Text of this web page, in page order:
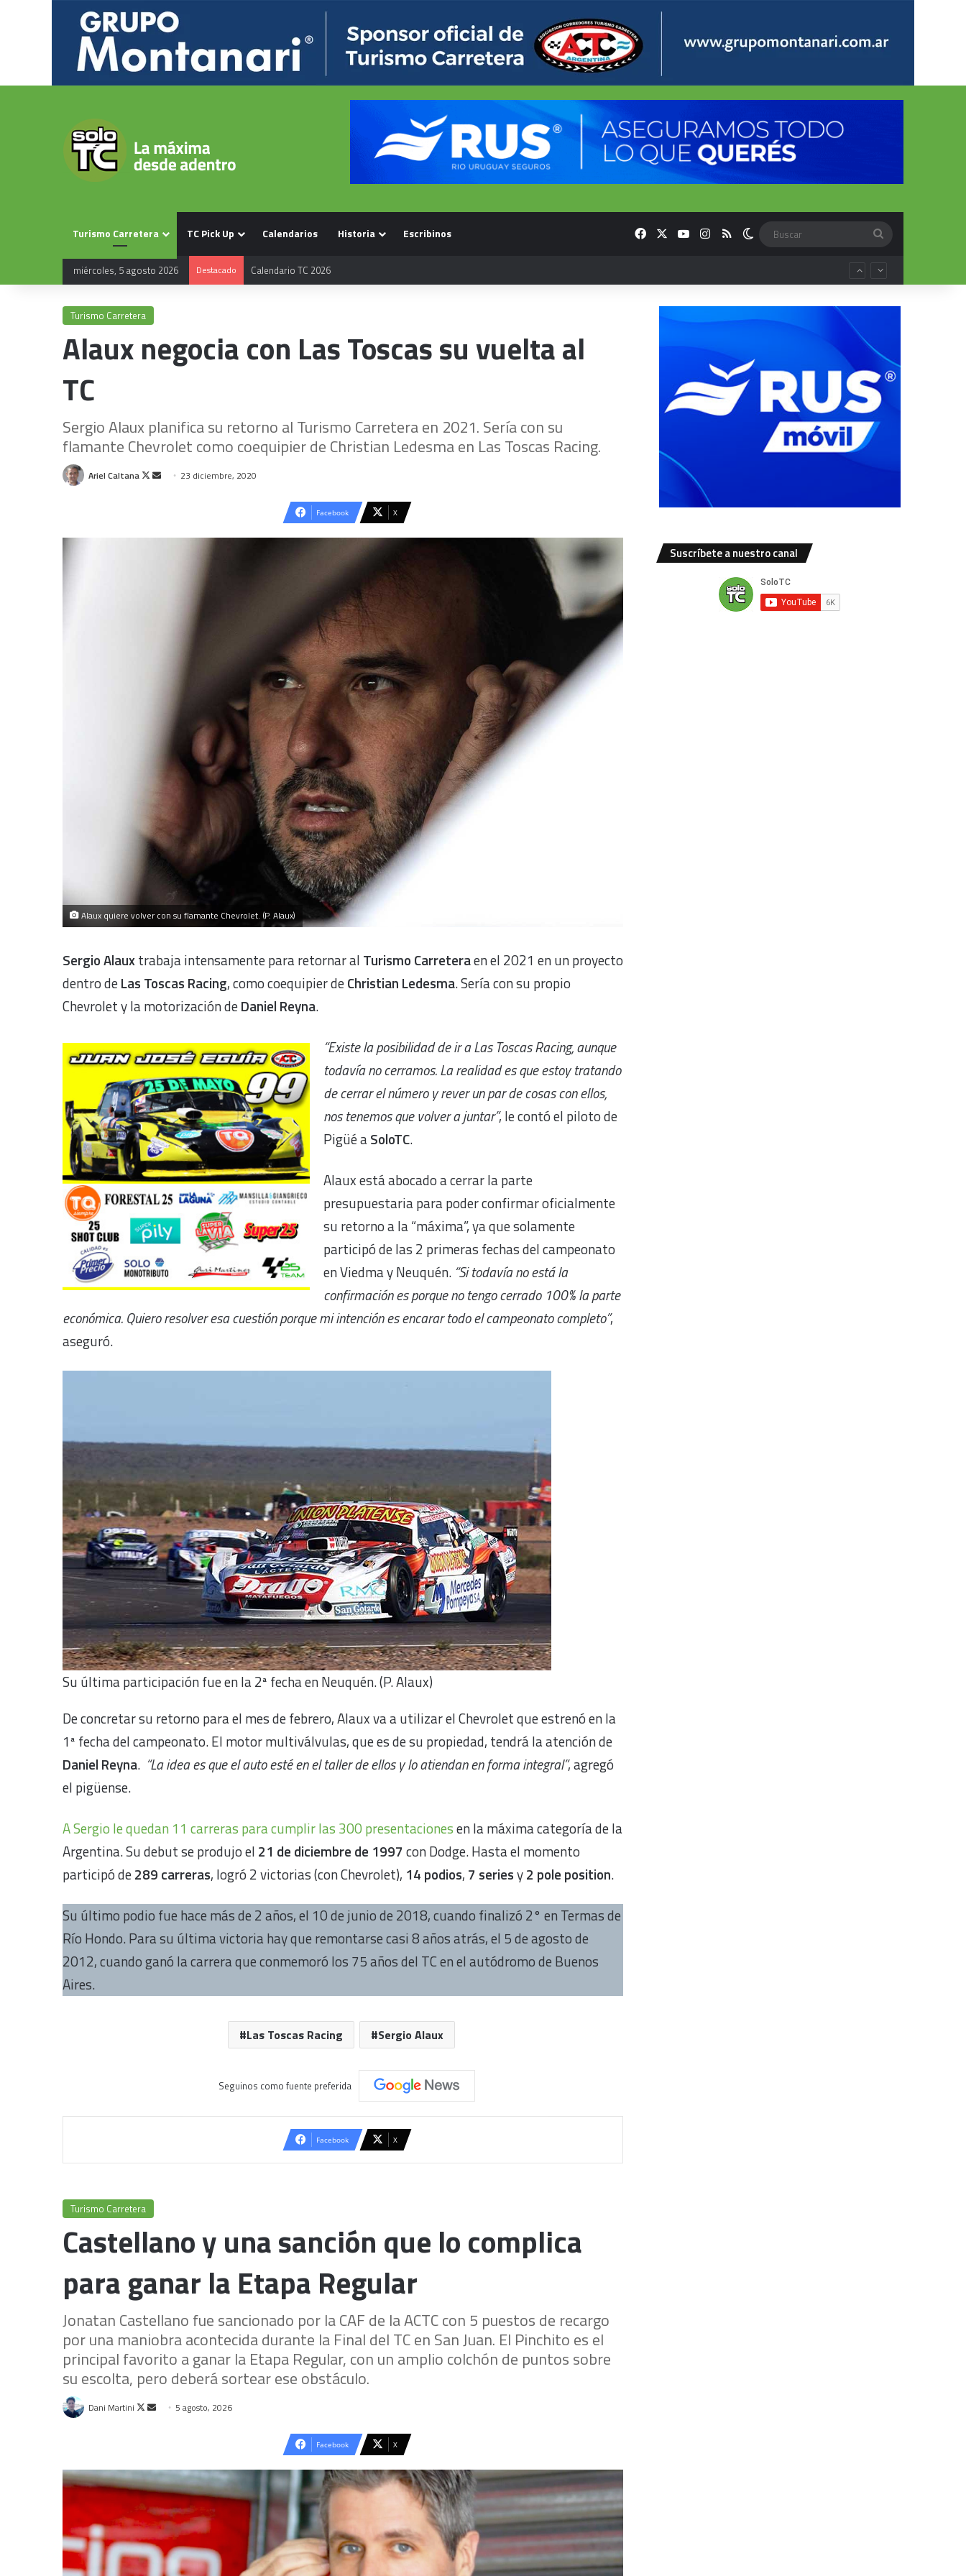
Turismo Carretera TC Pick Up Calendarios Historia Escribinos FacebookYouTubeInstagram
RSS Switch skin
miércoles, 5 agosto 2026 Destacado Calendario TC 2026
Turismo Carretera
Alaux negocia con Las Toscas su vuelta al
TC
Sergio Alaux planifica su retorno al Turismo Carretera en 2021. Sería con su
flamante Chevrolet como coequipier de Christian Ledesma en Las Toscas Racing.
Ariel Caltana
Follow
Send 23 diciembre, 2020
Facebook X
Alaux quiere volver con su flamante Chevrolet. (P. Alaux)
Sergio Alauxtrabaja intensamente para retornar al Turismo Carreteraen el 2021 en un proyecto
dentro deLas Toscas Racing, como coequipier deChristian Ledesma. Sería con su propio
Chevrolet y la motorización deDaniel Reyna.
“Existe la posibilidad de ir a Las Toscas Racing, aunque
todavía no cerramos. La realidad es que estoy tratando
de cerrar el número y rever un par de cosas con ellos,
nos tenemos que volver a juntar”, le contó el piloto de
Pigüé aSoloTC.
Alaux está abocado a cerrar la parte
presupuestaria para poder confirmar oficialmente
su retorno a la “máxima”, ya que solamente
participó de las 2 primeras fechas del campeonato
en Viedma y Neuquén. “Si todavía no está la
confirmación es porque no tengo cerrado 100% la parte
económica. Quiero resolver esa cuestión porque mi intención es encarar todo el campeonato completo”,
aseguró.
Su última participación fue en la 2ª fecha en Neuquén. (P. Alaux)
De concretar su retorno para el mes de febrero, Alaux va a utilizar el Chevrolet que estrenó en la
1ª fecha del campeonato. El motor multiválvulas, que es de su propiedad, tendrá la atención de
Daniel Reyna. “La idea es que el auto esté en el taller de ellos y lo atiendan en forma integral”, agregó
el pigüense.
A Sergio le quedan 11 carreras para cumplir las 300 presentacionesen la máxima categoría de la
Argentina. Su debut se produjo el 21 de diciembre de 1997 con Dodge. Hasta el momento
participó de289 carreras, logró 2 victorias (con Chevrolet), 14 podios, 7 seriesy2 pole position.
Su último podio fue hace más de 2 años, el 10 de junio de 2018, cuando finalizó 2° en Termas de
Río Hondo. Para su última victoria hay que remontarse casi 8 años atrás, el 5 de agosto de
2012, cuando ganó la carrera que conmemoró los 75 años del TC en el autódromo de Buenos
Aires.
Las Toscas Racing Sergio Alaux
Seguinos como fuente preferida
Facebook X
Suscríbete a nuestro canal